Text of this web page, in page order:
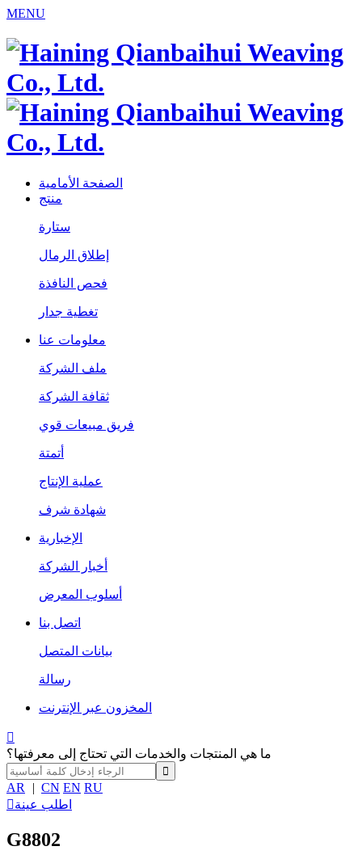
MENU
الصفحة الأمامية
منتج
ستارة
إطلاق الرمال
فحص النافذة
تغطية جدار
معلومات عنا
ملف الشركة
ثقافة الشركة
فريق مبيعات قوي
أتمتة
عملية الإنتاج
شهادة شرف
الإخبارية
أخبار الشركة
أسلوب المعرض
اتصل بنا
بيانات المتصل
رسالة
المخزون عبر الإنترنت

ما هي المنتجات والخدمات التي تحتاج إلى معرفتها؟
AR | CN EN RU
اطلب عينة
G8802